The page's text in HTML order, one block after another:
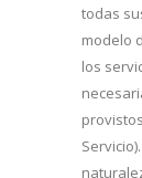
todas
modelo
los